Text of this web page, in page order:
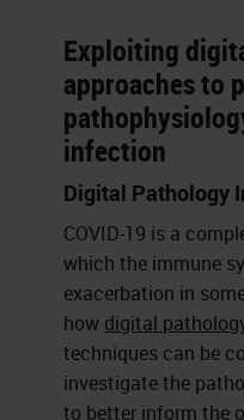
Exploiting
approaches to
infection
Digital Pathology
COVID-19 is a
which the immune
exacerbation in
how digital
techniques can be
investigate the
to better inform the